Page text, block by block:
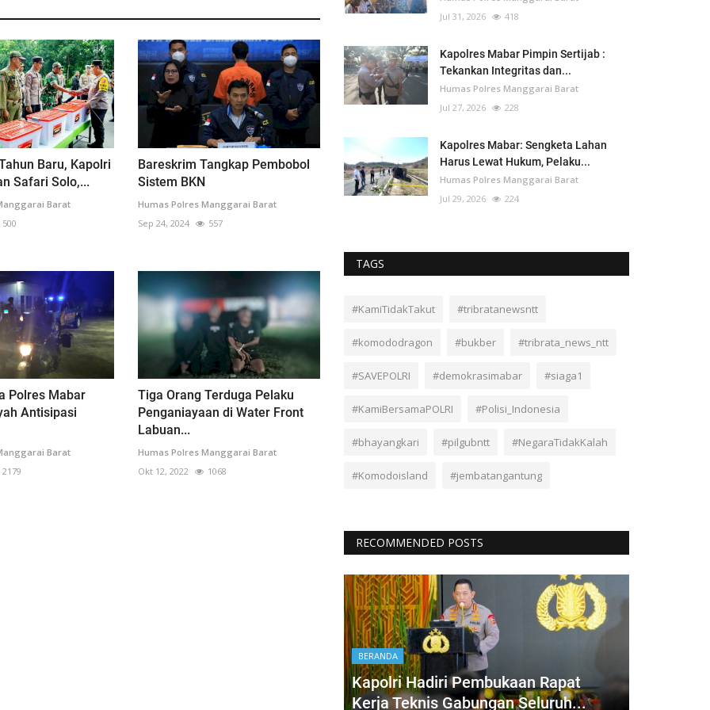
Baru, Kapolri
Safari Solo,...
Barat
500
Bareskrim Tangkap Pembobol
Sistem BKN
Humas Polres Manggarai Barat
Sep 24, 2024
557
Polres Mabar
Antisipasi
Barat
2179
Tiga Orang Terduga Pelaku
Penganiayaan di Water Front
Labuan...
Humas Polres Manggarai Barat
Okt 12, 2022
1068
Jul 31, 2026
418
Kapolres Mabar Pimpin Sertijab :
Tekankan Integritas dan...
Humas Polres Manggarai Barat
Jul 27, 2026
228
Kapolres Mabar: Sengketa Lahan
Harus Lewat Hukum, Pelaku...
Humas Polres Manggarai Barat
Jul 29, 2026
224
TAGS
#KamiTidakTakut #tribratanewsntt
#komododragon #bukber #tribrata_news_ntt
#SAVEPOLRI #demokrasimabar #siaga1
#KamiBersamaPOLRI #Polisi_Indonesia
#bhayangkari #pilgubntt #NegaraTidakKalah
#Komodoisland #jembatangantung
RECOMMENDED POSTS
BERANDA
Kapolri Hadiri Pembukaan Rapat
Kerja Teknis Gabungan Seluruh...